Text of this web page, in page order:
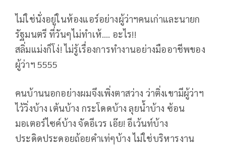
ไม่ใช่นั่งอยู่ในห้องแอร์อย่างผู้ว่าฯคนเก่าและนายก
รัฐมนตรี​ ที่วันๆไม่ทำเห้.... อะไร!!
สลิ่มแม่งก็โง่! ไม่รู้เรื่องการทำงานอย่างมืออาชีพของ
ผู้ว่าฯ 5555
คนบ้านนอกอย่างผมจึงเพิ่งตาสว่าง​ ว่าติ่งเขามีผู้ว่าฯ
ไว้วิ่งบ้าง​ เต้นบ้าง​ กระโดดบ้าง​ ลุยน้ำบ้าง​ ซ้อน
มอเตอร์ไซค์​บ้าง จัดอีเวร​ เอ๊ย! อีเว้นท์บ้าง​
ประดิดประดอยถ้อยคำเท่ๆบ้าง​ ไม่ใช่บริหารงาน